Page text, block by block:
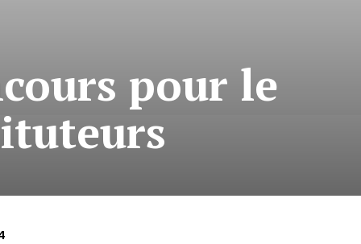
pour le